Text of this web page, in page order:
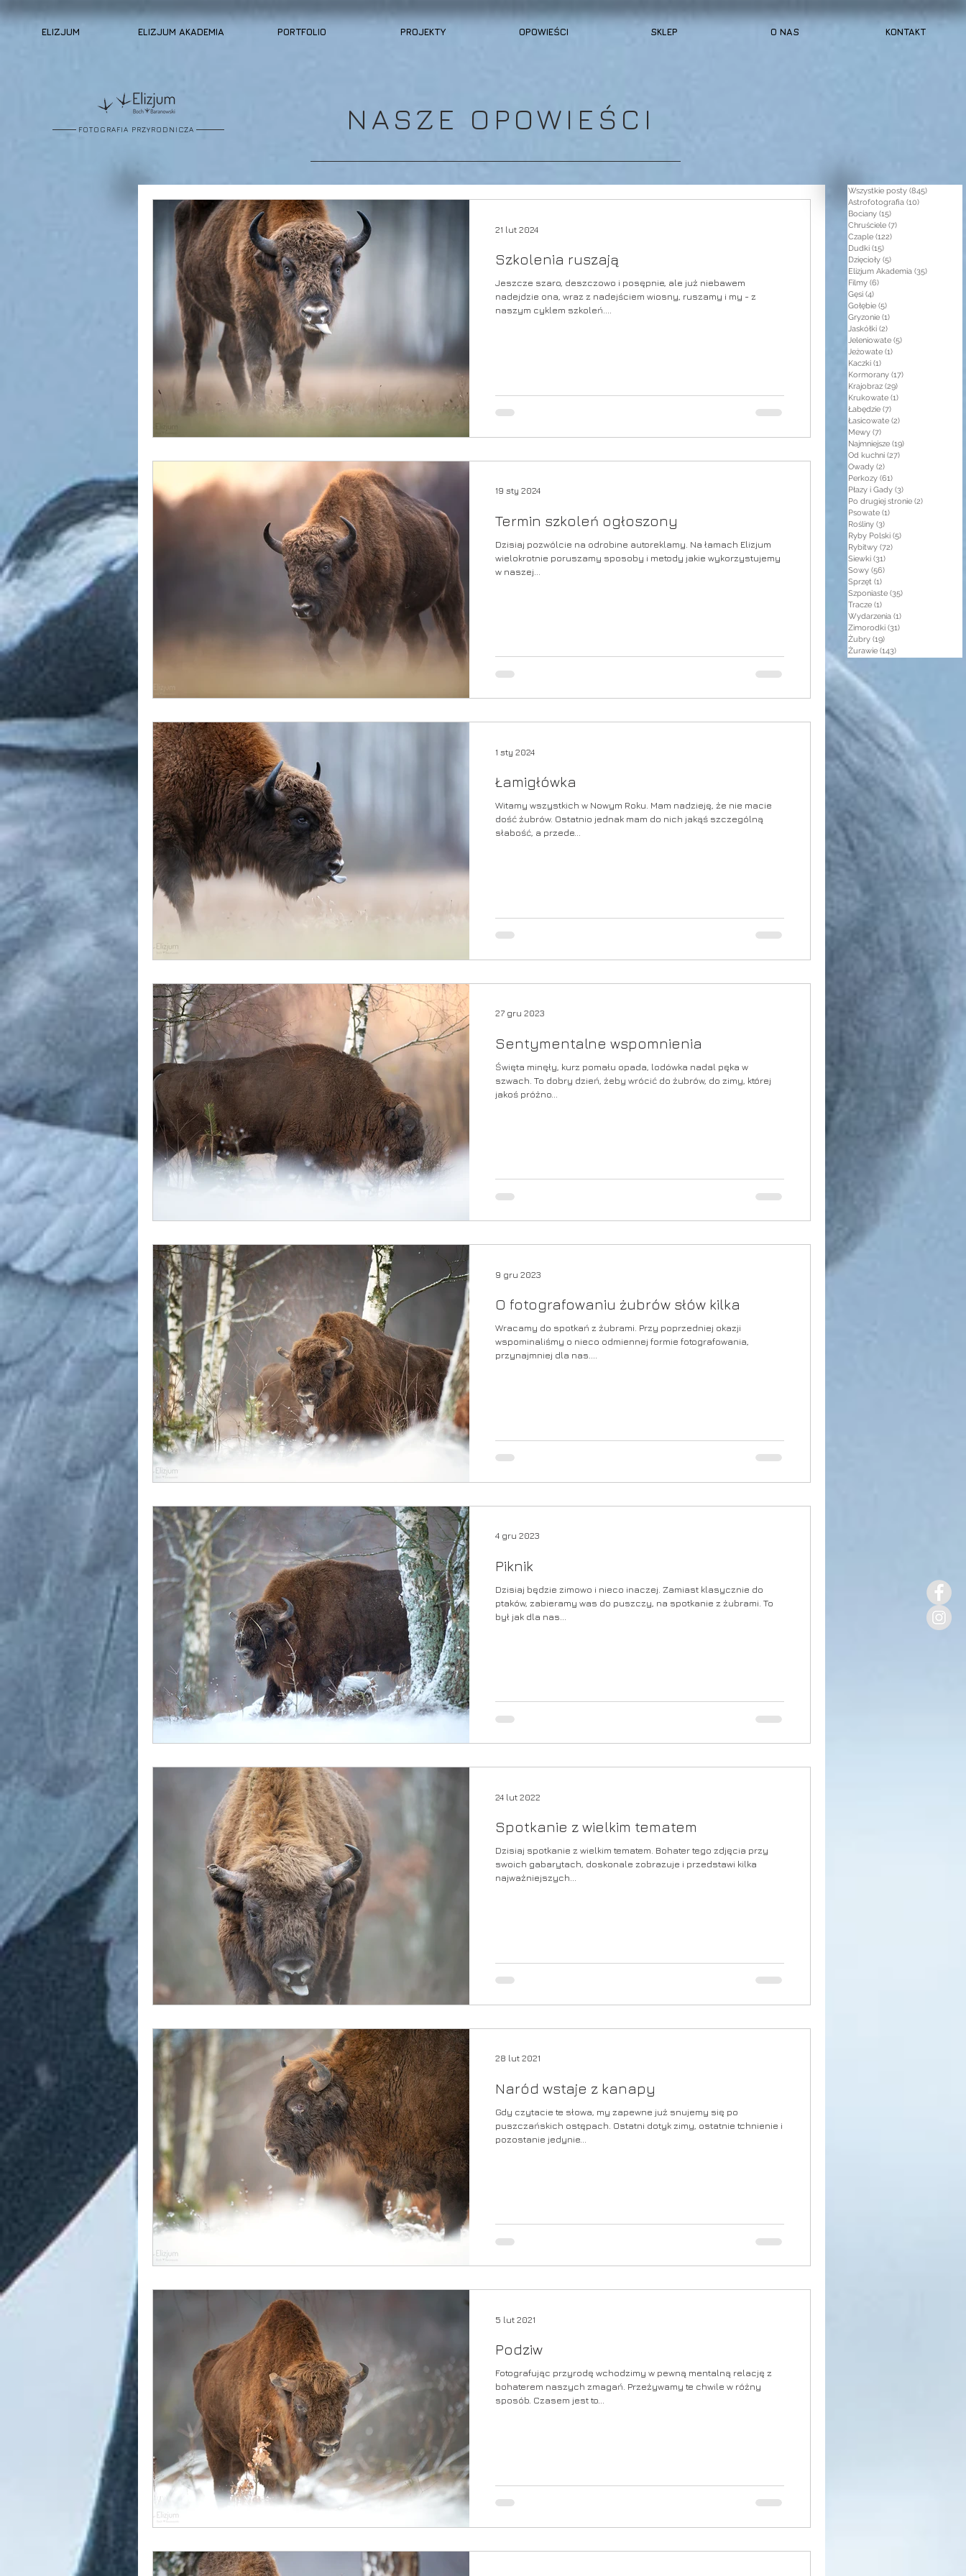
ELIZJUM ELIZJUM AKADEMIA PORTFOLIO PROJEKTY OPOWIEŚCI SKLEP O NAS KONTAKT
FOTOGRAFIA PRZYRODNICZA NASZE OPOWIEŚCI
Szkolenia ruszają
Jeszcze szaro, deszczowo i posępnie, ale już niebawem
nadejdzie ona, wraz z nadejściem wiosny, ruszamy i my - z
naszym cyklem szkoleń....
21 lut 2024
Termin szkoleń ogłoszony
Dzisiaj pozwólcie na odrobine autoreklamy. Na łamach Elizjum
wielokrotnie poruszamy sposoby i metody jakie wykorzystujemy
w naszej...
19 sty 2024
Łamigłówka
Witamy wszystkich w Nowym Roku. Mam nadzieję, że nie macie
dość żubrów. Ostatnio jednak mam do nich jakąś szczególną
słabość, a przede...
1 sty 2024
Sentymentalne wspomnienia
Święta minęły, kurz pomału opada, lodówka nadal pęka w
szwach. To dobry dzień, żeby wrócić do żubrów, do zimy, której
jakoś próżno...
27 gru 2023
O fotografowaniu żubrów słów kilka
Wracamy do spotkań z żubrami. Przy poprzedniej okazji
wspominaliśmy o nieco odmiennej formie fotografowania,
przynajmniej dla nas....
9 gru 2023
Piknik
Dzisiaj będzie zimowo i nieco inaczej. Zamiast klasycznie do
ptaków, zabieramy was do puszczy, na spotkanie z żubrami. To
był jak dla nas...
4 gru 2023
Spotkanie z wielkim tematem
Dzisiaj spotkanie z wielkim tematem. Bohater tego zdjęcia przy
swoich gabarytach, doskonale zobrazuje i przedstawi kilka
najważniejszych...
24 lut 2022
Naród wstaje z kanapy
Gdy czytacie te słowa, my zapewne już snujemy się po
puszczańskich ostępach. Ostatni dotyk zimy, ostatnie tchnienie i
pozostanie jedynie...
28 lut 2021
Podziw
Fotografując przyrodę wchodzimy w pewną mentalną relację z
bohaterem naszych zmagań. Przeżywamy te chwile w różny
sposób. Czasem jest to...
5 lut 2021
Wszystkie posty (845)
Astrofotografia (10)
Bociany (15)
Chruściele (7)
Czaple (122)
Dudki (15)
Dzięcioły (5)
Elizjum Akademia (35)
Filmy (6)
Gęsi (4)
Gołębie (5)
Gryzonie (1)
Jaskółki (2)
Jeleniowate (5)
Jeżowate (1)
Kaczki (1)
Kormorany (17)
Krajobraz (29)
Krukowate (1)
Łabędzie (7)
Łasicowate (2)
Mewy (7)
Najmniejsze (19)
Od kuchni (27)
Owady (2)
Perkozy (61)
Płazy i Gady (3)
Po drugiej stronie (2)
Psowate (1)
Rośliny (3)
Ryby Polski (5)
Rybitwy (72)
Siewki (31)
Sowy (56)
Sprzęt (1)
Szponiaste (35)
Tracze (1)
Wydarzenia (1)
Zimorodki (31)
Żubry (19)
Żurawie (143)